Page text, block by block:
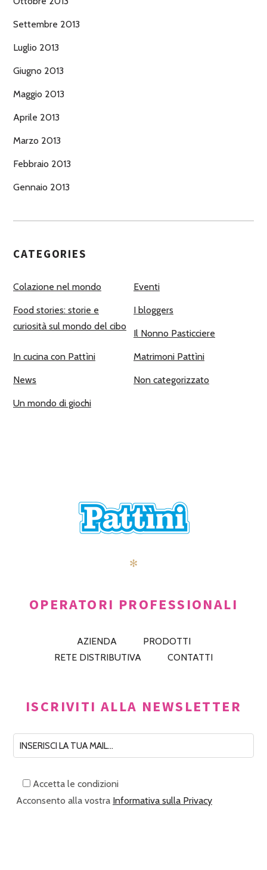
Settembre 2013
Luglio 2013
Giugno 2013
Maggio 2013
Aprile 2013
Marzo 2013
Febbraio 2013
Gennaio 2013
CATEGORIES
Colazione nel mondo Eventi
Food stories: storie e
curiosità sul mondo del cibo
I bloggers
Il Nonno Pasticciere
In cucina con Pattìni Matrimoni Pattìni
News Non categorizzato
Un mondo di giochi
✻
OPERATORI PROFESSIONALI
AZIENDA
PRODOTTI
RETE DISTRIBUTIVA
CONTATTI
ISCRIVITI ALLA NEWSLETTER
Accetta le condizioni
Acconsento alla vostra Informativa sulla Privacy